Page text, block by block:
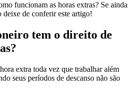
funcionam as horas extras? Se ainda
deixe de conferir este artigo!
tem o direito de
extra toda vez que trabalhar além
seus períodos de descanso não são